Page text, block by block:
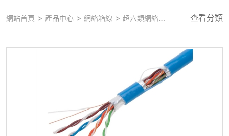
網站首頁 > 產品中心 > 網絡箱線 > 超六類網絡箱線 查看分類